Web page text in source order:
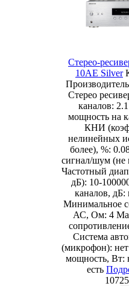
Стерео-
10AE Silver
Стерео
каналов:
мощность на
КНИ
нелинейных
более), %:
сигнал/шум (не
Частотный
дБ): 10-
каналов, дБ:
Минимальное
АС, Ом: 4
Система
(микрофон):
мощность, Вт:
есть